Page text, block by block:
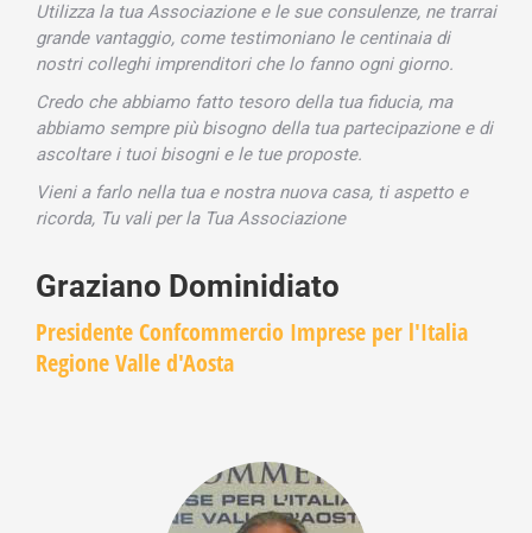
Utilizza la tua Associazione e le sue consulenze, ne trarrai
grande vantaggio, come testimoniano le centinaia di
nostri colleghi imprenditori che lo fanno ogni giorno.
Credo che abbiamo fatto tesoro della tua fiducia, ma
abbiamo sempre più bisogno della tua partecipazione e di
ascoltare i tuoi bisogni e le tue proposte.
Vieni a farlo nella tua e nostra nuova casa, ti aspetto e
ricorda, Tu vali per la Tua Associazione
Graziano Dominidiato
Presidente Confcommercio Imprese per l'Italia
Regione Valle d'Aosta